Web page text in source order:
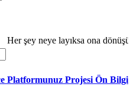
Her şey neye layıksa ona dönüşür.
Projesi Ön